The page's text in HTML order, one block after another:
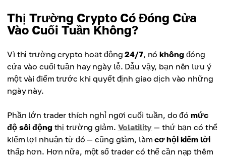
Thị Trường Crypto Có Đóng Cửa
Vào Cuối Tuần Không?
Vì thị trường crypto hoạt động24/7, nókhông đóng
cửa vào cuối tuần hay ngày lễ. Dẫu vậy, bạn nên lưu ý
một vài điểm trước khi quyết định giao dịch vào những
ngày này.
Phần lớn trader thích nghỉ ngơi cuối tuần, do đómức
độ sôi động thị trường giảm. Volatility — thứ bạn có thể
kiếm lợi nhuận từ đó — cũng giảm, làmcơ hội kiếm lời
thấp hơn. Hơn nữa, một số trader có thể cần nạp thêm